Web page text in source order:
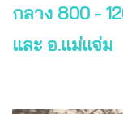
กลาง 800 -
และ อ.แม่แจ่ม